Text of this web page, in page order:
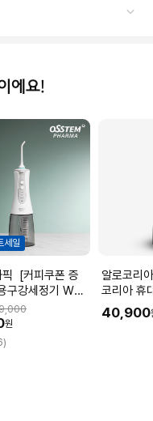
에요!
세일
증
구강세정기 WO-
원
알로코리아
코리아 휴
구강세정
치아세정
40,900